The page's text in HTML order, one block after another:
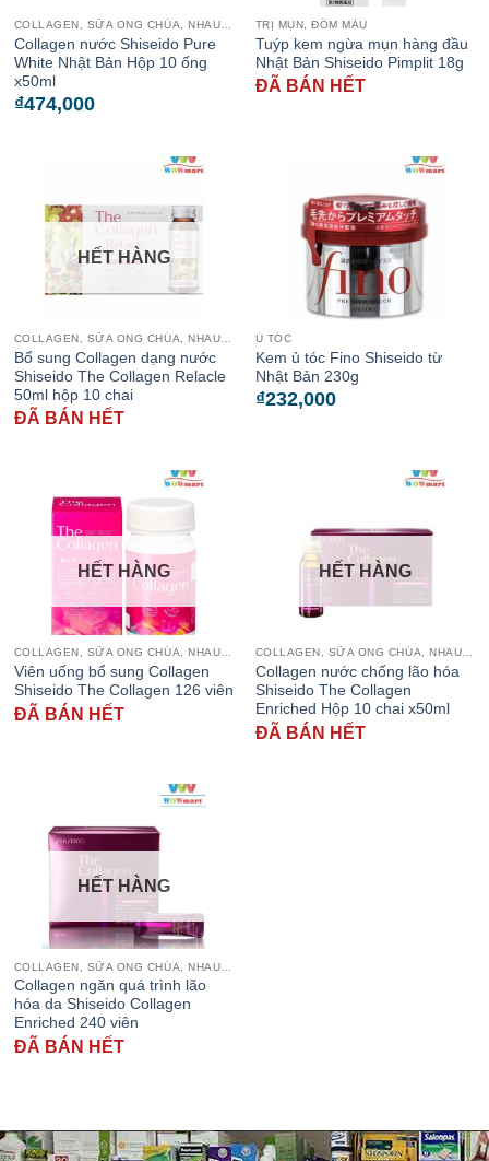
Collagen nước Shiseido Pure
White Nhật Bản Hộp 10 ống
x50ml
₫474,000
TRỊ MỤN, ĐỐM MÀU
Tuýp kem ngừa mụn hàng đầu
Nhật Bản Shiseido Pimplit 18g
ĐÃ BÁN HẾT
HẾT HÀNG
Bổ sung Collagen dạng nước
Shiseido The Collagen Relacle
50ml hộp 10 chai
ĐÃ BÁN HẾT
Ủ TÓC
Kem ủ tóc Fino Shiseido từ
Nhật Bản 230g
₫232,000
HẾT HÀNG
COLLAGEN, SỮA ONG CHÚA, NHAU THAI CỪU
Viên uống bổ sung Collagen
Shiseido The Collagen 126 viên
ĐÃ BÁN HẾT
HẾT HÀNG
COLLAGEN, SỮA ONG CHÚA, NHAU THAI CỪU
Collagen nước chống lão hóa
Shiseido The Collagen
Enriched Hộp 10 chai x50ml
ĐÃ BÁN HẾT
HẾT HÀNG
Collagen ngăn quá trình lão
hóa da Shiseido Collagen
Enriched 240 viên
ĐÃ BÁN HẾT